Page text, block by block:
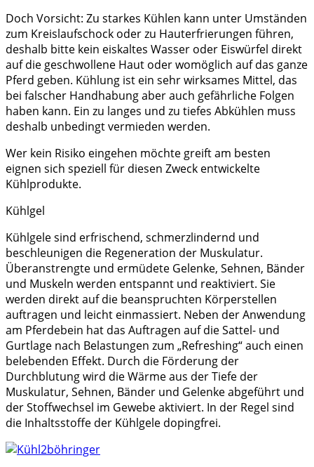
Doch Vorsicht: Zu starkes Kühlen kann unter Umständen
zum Kreislaufschock oder zu Hauterfrierungen führen,
deshalb bitte kein eiskaltes Wasser oder Eiswürfel direkt
auf die geschwollene Haut oder womöglich auf das ganze
Pferd geben. Kühlung ist ein sehr wirksames Mittel, das
bei falscher Handhabung aber auch gefährliche Folgen
haben kann. Ein zu langes und zu tiefes Abkühlen muss
deshalb unbedingt vermieden werden.
Wer kein Risiko eingehen möchte greift am besten
eignen sich speziell für diesen Zweck entwickelte
Kühlprodukte.
Kühlgel
Kühlgele sind erfrischend, schmerzlindernd und
beschleunigen die Regeneration der Muskulatur.
Überanstrengte und ermüdete Gelenke, Sehnen, Bänder
und Muskeln werden entspannt und reaktiviert. Sie
werden direkt auf die beanspruchten Körperstellen
auftragen und leicht einmassiert. Neben der Anwendung
am Pferdebein hat das Auftragen auf die Sattel- und
Gurtlage nach Belastungen zum „Refreshing“ auch einen
belebenden Effekt. Durch die Förderung der
Durchblutung wird die Wärme aus der Tiefe der
Muskulatur, Sehnen, Bänder und Gelenke abgeführt und
der Stoffwechsel im Gewebe aktiviert. In der Regel sind
die Inhaltsstoffe der Kühlgele dopingfrei.